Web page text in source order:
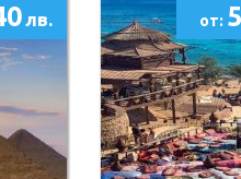
лв. от: